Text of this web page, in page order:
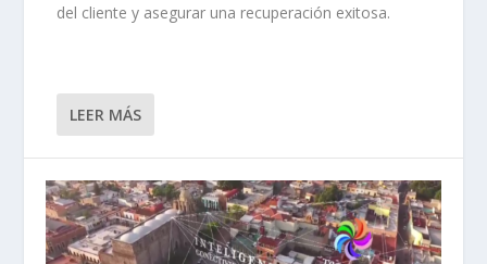
del cliente y asegurar una recuperación exitosa.
LEER MÁS